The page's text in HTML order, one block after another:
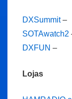
DXSummit–
SOTAwatch2
DXFUN –
Lojas